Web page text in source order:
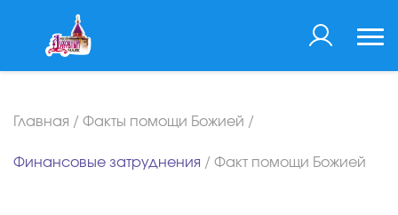
Главная / Факты помощи Божией /
Финансовые затруднения / Факт помощи Божией